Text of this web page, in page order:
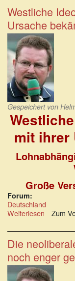
Deutsche
rutschen
in
die
Westliche
Ursache
Gespeichert von
mit ihrer
Große
Forum:
Deutschland
Weiterlesen über
Ideologie:
Probleme
mit
ihrer
Ursache
bekämpfen
Zum
Die
noch enger